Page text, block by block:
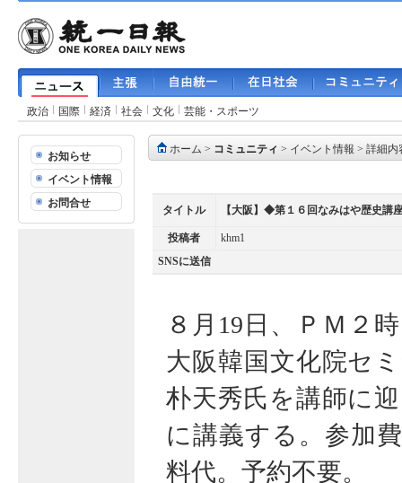
政治 国際 経済 社会 文化 芸能・スポーツ
お知らせ
イベント情報
お問合せ
ホーム > コミュニティ > イベント情報 > 詳細内
タイトル 【大阪】◆第１６回なみはや歴史講
投稿者
khm1
SNSに送信
８月19日、ＰＭ２
大阪韓国文化院セ
朴天秀氏を講師に
に講義する。参加
料代。予約不要。